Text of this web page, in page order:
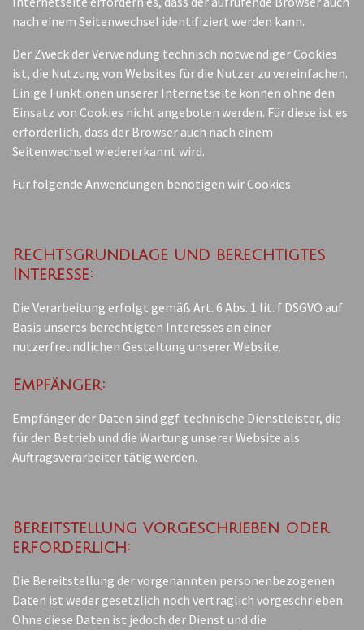
nach einem Seitenwechsel identifiziert werden kann.
Der Zweck der Verwendung technisch notwendiger Cookies
ist, die Nutzung von Websites für die Nutzer zu vereinfachen.
Einige Funktionen unserer Internetseite können ohne den
Einsatz von Cookies nicht angeboten werden. Für diese ist es
erforderlich, dass der Browser auch nach einem
Seitenwechsel wiedererkannt wird.
Für folgende Anwendungen benötigen wir Cookies:
Rechtsgrundlage und berechtigtes
Interesse:
Die Verarbeitung erfolgt gemäß Art. 6 Abs. 1 lit. f DSGVO auf
Basis unseres berechtigten Interesses an einer
nutzerfreundlichen Gestaltung unserer Website.
Empfänger:
Empfänger der Daten sind ggf. technische Dienstleister, die
für den Betrieb und die Wartung unserer Website als
Auftragsverarbeiter tätig werden.
Bereitstellung vorgeschrieben oder
erforderlich:
Die Bereitstellung der vorgenannten personenbezogenen
Daten ist weder gesetzlich noch vertraglich vorgeschrieben.
Ohne diese Daten ist jedoch der Dienst und die